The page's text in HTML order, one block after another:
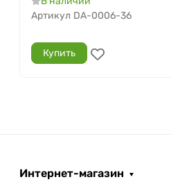
Артикул DA-0006-36
Купить
Интернет-магазин